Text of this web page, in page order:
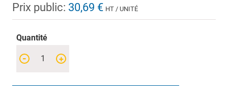
Prix public: 30,69 € HT / UNITÉ
Quantité
+
-